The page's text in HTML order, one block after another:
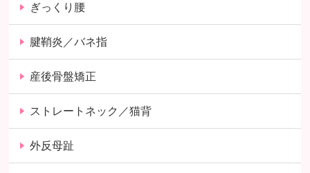
ぎっくり腰
腱鞘炎／バネ指
産後骨盤矯正
ストレートネック／猫背
外反母趾